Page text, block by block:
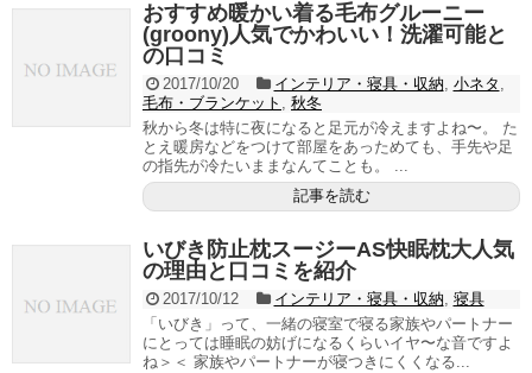
おすすめ暖かい着る毛布グルーニー
(groony)人気でかわいい！洗濯可能と
の口コミ
2017/10/20 インテリア・寝具・収納, 小ネタ ,
毛布・ブランケット , 秋冬
秋から冬は特に夜になると足元が冷えますよね〜。 た
とえ暖房などをつけて部屋をあっためても、手先や足
の指先が冷たいままなんてことも。 ...
記事を読む
いびき防止枕スージーAS快眠枕大人気
の理由と口コミを紹介
2017/10/12 インテリア・寝具・収納, 寝具
「いびき」って、一緒の寝室で寝る家族やパートナー
にとっては睡眠の妨げになるくらいイヤ〜な音ですよ
ね＞＜ 家族やパートナーが寝つきにくくなる...